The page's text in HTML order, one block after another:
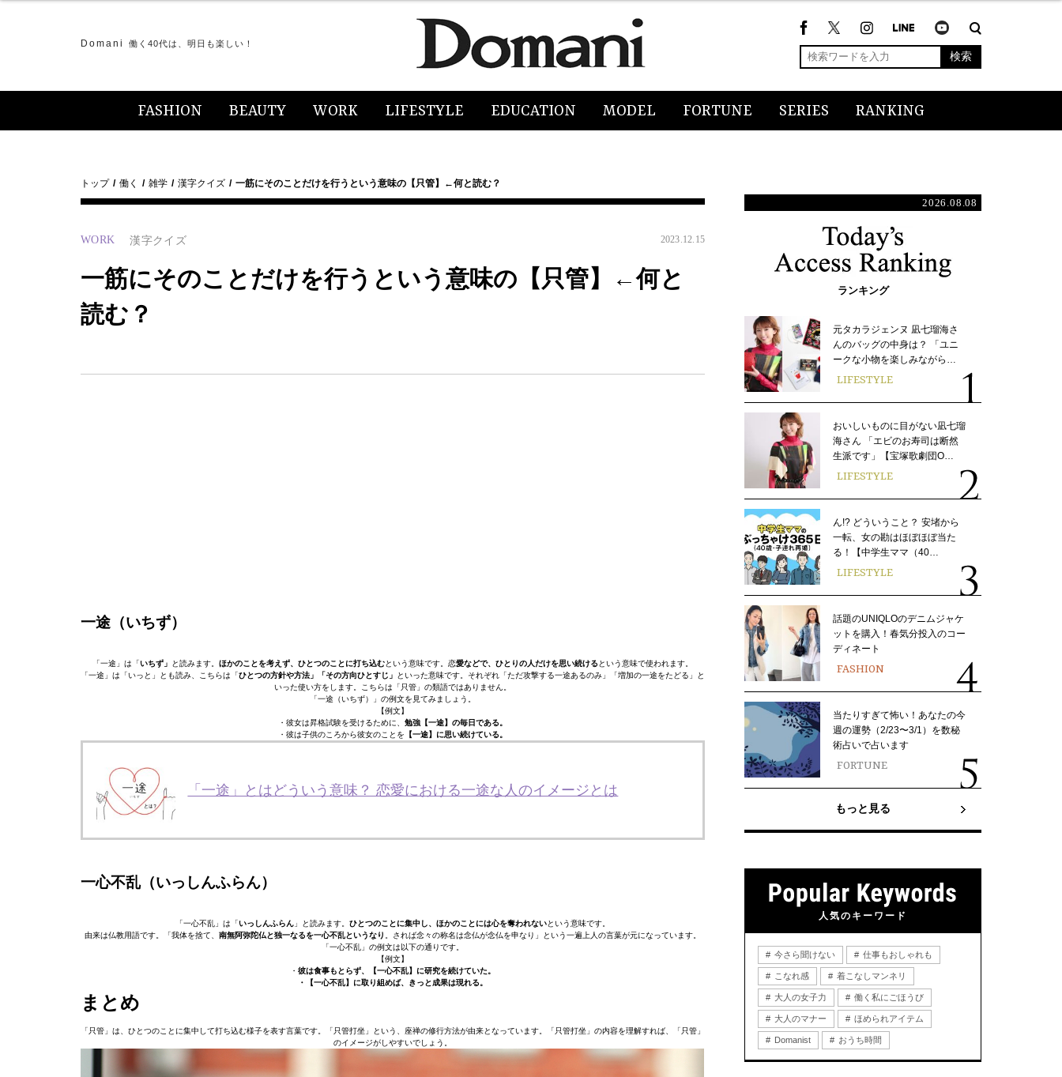
Domani 働く40代は、明日も楽しい！
検索
FASHION BEAUTY WORK LIFESTYLE EDUCATION MODEL FORTUNE SERIES RANKING
トップ 働く 雑学 漢字クイズ 一筋にそのことだけを行うという意味の【只管】←何と読む？
WORK 漢字クイズ 2023.12.15
一筋にそのことだけを行うという意味の【只管】←何と
読む？
一途（いちず）
「一途」は「いちず」 と読みます。 ほかのことを考えず、ひとつのことに打ち込むという意味です。恋愛などで、ひとりの人だけを思い続ける という意味で使われます。
「一途」は「いっと」とも読み、こちらは「ひとつの方針や方法」「その方向ひとすじ」
といった意味です。それぞれ「ただ攻撃する一途あるのみ」「増加の一途をたどる」と
いった使い方をします。こちらは「只管」の類語ではありません。
「一途（いちず）」の例文を見てみましょう。
【例文】
・彼女は昇格試験を受けるために、 勉強【一途】の毎日である。
・彼は子供のころから彼女のことを 【一途】に思い続けている。
「一途」とはどういう意味？ 恋愛における一途な人のイメージとは
一心不乱（いっしんふらん）
「一心不乱」は「いっしんふらん 」と読みます。 ひとつのことに集中し、ほかのことには心を奪われないという意味です。
由来は仏教用語です。「我体を捨て、 南無阿弥陀仏と独一なるを一心不乱というなり
。されば念々の称名は念仏が念仏を申なり」という一遍上人の言葉が元になっています。
「一心不乱」の例文は以下の通りです。
【例文】
・ 彼は食事もとらず、【一心不乱】に研究を続けていた。
・【一心不乱】に取り組めば、きっと成果は現れる。
まとめ
「只管」は、ひとつのことに集中して打ち込む様子を表す言葉です。「只管打坐」という、座禅の修行方法が由来となっています。「只管打坐」の内容を理解すれば、「只管」
のイメージがしやすいでしょう。
2026.08.08
ランキング
元タカラジェンヌ 凪七瑠海さ
んのバッグの中身は？ 「ユニ
ークな小物を楽しみながら…
LIFESTYLE
おいしいものに目がない凪七瑠
海さん 「エビのお寿司は断然
生派です」【宝塚歌劇団O…
LIFESTYLE
ん!? どういうこと？ 安堵から
一転、女の勘はほぼほぼ当た
る！【中学生ママ（40…
LIFESTYLE
話題のUNIQLOのデニムジャケ
ットを購入！春気分投入のコー
ディネート
FASHION
当たりすぎて怖い！あなたの今
週の運勢（2/23〜3/1）を数秘
術占いで占います
FORTUNE
もっと見る
人気のキーワード
今さら聞けない 仕事もおしゃれも
こなれ感 着こなしマンネリ
大人の女子力 働く私にごほうび
大人のマナー ほめられアイテム
Domanist おうち時間